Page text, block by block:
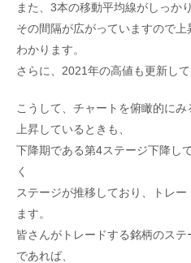
また、3本の移動平均線がしっか
その間隔が広がっていますので
わかります。
さらに、2021年の高値も更新して
こうして、チャートを俯瞰的に
上昇しているときも、
下降期である第4ステージ下降し
く
ステージが推移しており、トレ
ます。
皆さんがトレードする銘柄のス
であれば、